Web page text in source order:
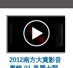
2012南方大賞影音